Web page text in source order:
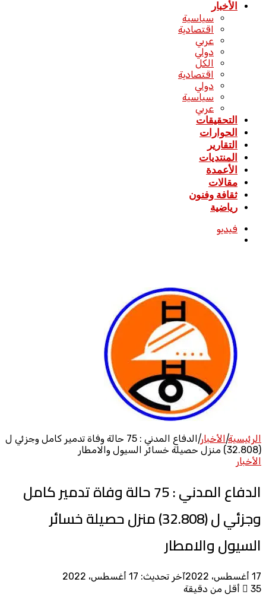
الأخبار
سياسية
اقتصادية
عربي
دولي
الكل
اقتصادية
دولي
سياسية
عربي
التحقيقات
الحوارات
التقارير
المنتديات
الأعمدة
مقالات
ثقافة وفنون
رياضية
فيديو
الرئيسية|الأخبار|
الدفاع المدني : 75 حالة وفاة تدمير كامل وجزئي ل
(32.808) منزل حصيلة خسائر السيول والامطار
الأخبار
الدفاع المدني : 75 حالة وفاة تدمير كامل
وجزئي ل (32.808) منزل حصيلة خسائر
السيول والامطار
17 أغسطس، 2022
آخر تحديث: 17 أغسطس، 2022
35
أقل من دقيقة